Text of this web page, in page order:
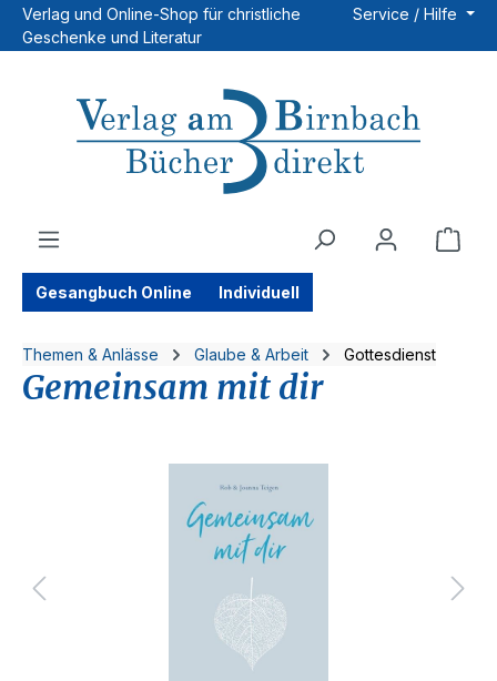
Zum Hauptinhalt springen
Verlag und Online-Shop für christliche
Geschenke und Literatur
Service / Hilfe
Gesangbuch Online Individuell
Themen & Anlässe Glaube & Arbeit Gottesdienst
Gemeinsam mit dir